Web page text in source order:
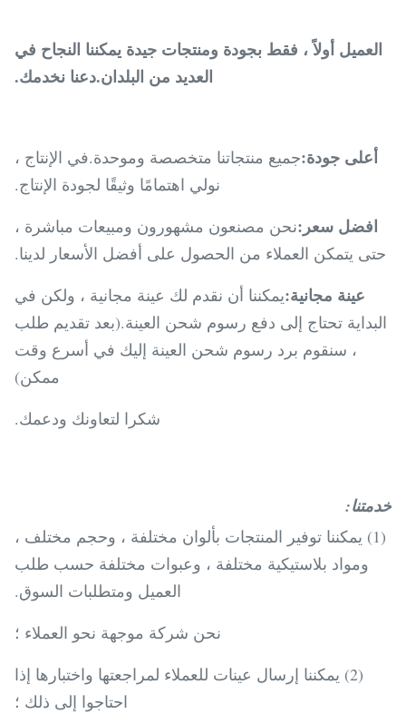
العميل أولاً ، فقط بجودة ومنتجات جيدة يمكننا النجاح في
العديد من البلدان.دعنا نخدمك.
أعلى جودة:جميع منتجاتنا متخصصة وموحدة.في الإنتاج ،
نولي اهتمامًا وثيقًا لجودة الإنتاج.
افضل سعر:نحن مصنعون مشهورون ومبيعات مباشرة ،
حتى يتمكن العملاء من الحصول على أفضل الأسعار لدينا.
عينة مجانية:يمكننا أن نقدم لك عينة مجانية ، ولكن في
البداية تحتاج إلى دفع رسوم شحن العينة.(بعد تقديم طلب
، سنقوم برد رسوم شحن العينة إليك في أسرع وقت
ممكن)
شكرا لتعاونك ودعمك.
خدمتنا:
(1) يمكننا توفير المنتجات بألوان مختلفة ، وحجم مختلف ،
ومواد بلاستيكية مختلفة ، وعبوات مختلفة حسب طلب
العميل ومتطلبات السوق.
نحن شركة موجهة نحو العملاء ؛
(2) يمكننا إرسال عينات للعملاء لمراجعتها واختبارها إذا
احتاجوا إلى ذلك ؛